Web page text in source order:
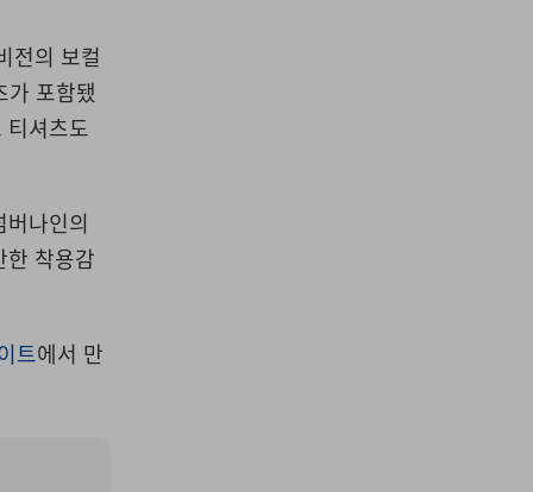
전의 보컬
가 포함됐
티셔츠도
버나인의
한 착용감
트에서 만